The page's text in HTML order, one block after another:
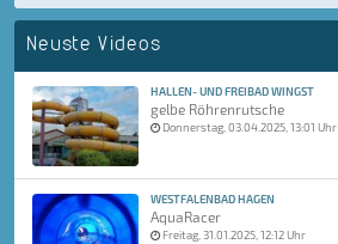
Neuste Videos
HALLEN- UND FREIBAD WINGST
gelbe Röhrenrutsche
Donnerstag, 03.04.2025, 13:01 Uhr
WESTFALENBAD HAGEN
AquaRacer
Freitag, 31.01.2025, 12:12 Uhr